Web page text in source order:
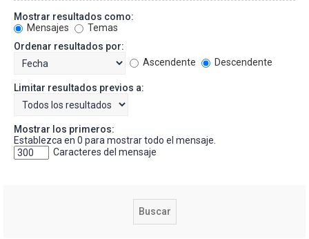
Mostrar resultados como:
Mensajes
Temas
Ordenar resultados por:
Ascendente
Descendente
Limitar resultados previos a:
Mostrar los primeros:
Establezca en 0 para mostrar todo el mensaje.
Caracteres del mensaje